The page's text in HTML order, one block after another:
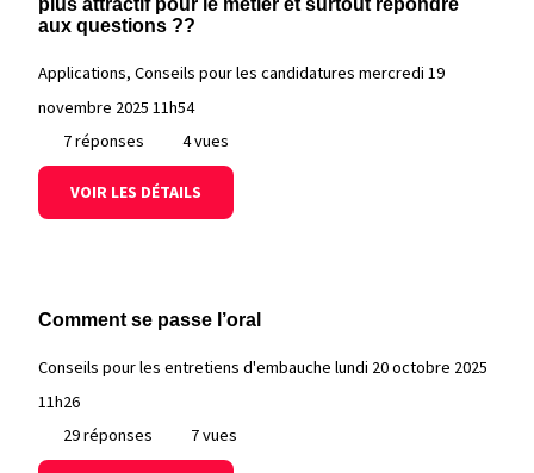
aux questions ??
Applications, Conseils pour les candidatures mercredi 19
novembre 2025 11h54
7 réponses
4 vues
VOIR LES DÉTAILS
Comment se passe l’oral
Conseils pour les entretiens d'embauche lundi 20 octobre 2025
11h26
29 réponses
7 vues